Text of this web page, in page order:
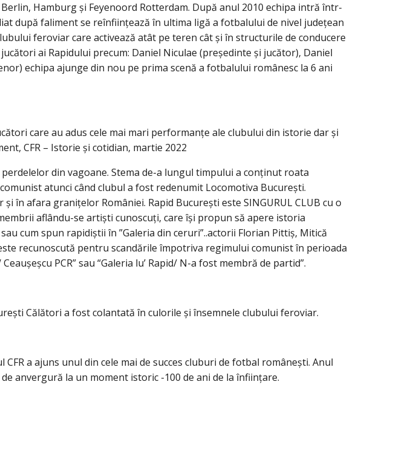
Hamburg și Feyenoord Rotterdam. După anul 2010 echipa intră într-
după faliment se reînființează în ultima ligă a fotbalului de nivel județean
feroviar care activează atât pe teren cât și în structurile de conducere
ai Rapidului precum: Daniel Niculae (președinte și jucător), Daniel
echipa ajunge din nou pe prima scenă a fotbalului românesc la 6 ani
care au adus cele mai mari performanțe ale clubului din istorie dar și
CFR – Istorie și cotidian, martie 2022
din vagoane. Stema de-a lungul timpului a conținut roata
atunci când clubul a fost redenumit Locomotiva București.
în afara granițelor României. Rapid București este SINGURUL CLUB cu o
aflându-se artiști cunoscuți, care își propun să apere istoria
cum spun rapidiștii în ”Galeria din ceruri”..actorii Florian Pittiș, Mitică
recunoscută pentru scandările împotriva regimului comunist în perioada
PCR” sau “Galeria lu’ Rapid/ N-a fost membră de partid”.
Călători a fost colantată în culorile și însemnele clubului feroviar.
a ajuns unul din cele mai de succes cluburi de fotbal românești. Anul
anvergură la un moment istoric -100 de ani de la înființare.